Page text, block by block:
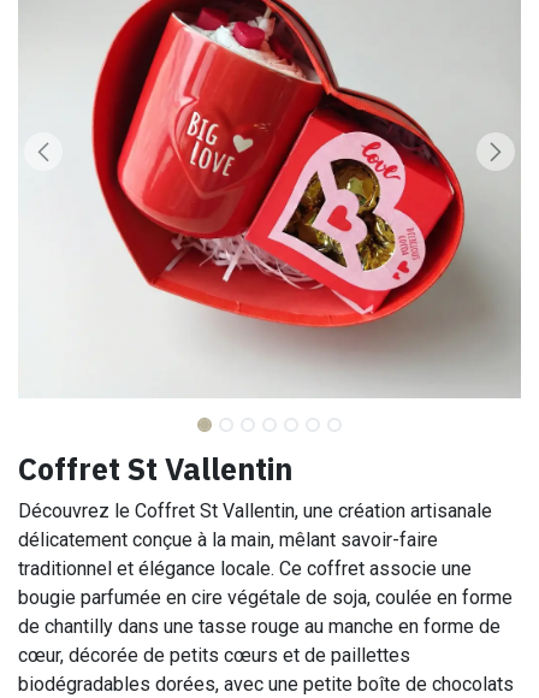
Coffret St Vallentin
Découvrez le Coffret St Vallentin, une création artisanale
délicatement conçue à la main, mêlant savoir-faire
traditionnel et élégance locale. Ce coffret associe une
bougie parfumée en cire végétale de soja, coulée en forme
de chantilly dans une tasse rouge au manche en forme de
cœur, décorée de petits cœurs et de paillettes
biodégradables dorées, avec une petite boîte de chocolats